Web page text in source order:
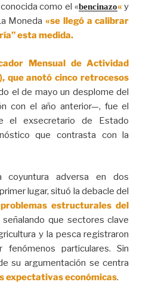
como el «bencinazo« y
Moneda«se llegó a calibrar
esta medida.
Mensual de Actividad
que anotó cinco retrocesos
el de mayo un desplome del
con el año anterior—, fue el
el exsecretario de Estado
que contrasta con la
coyuntura adversa en dos
lugar, situó la debacle del
problemas estructurales del
señalando que sectores clave
y la pesca registraron
fenómenos particulares. Sin
su argumentación se centra
expectativas económicas.